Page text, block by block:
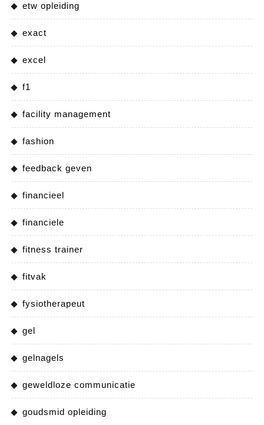
etw opleiding
exact
excel
f1
facility management
fashion
feedback geven
financieel
financiele
fitness trainer
fitvak
fysiotherapeut
gel
gelnagels
geweldloze communicatie
goudsmid opleiding